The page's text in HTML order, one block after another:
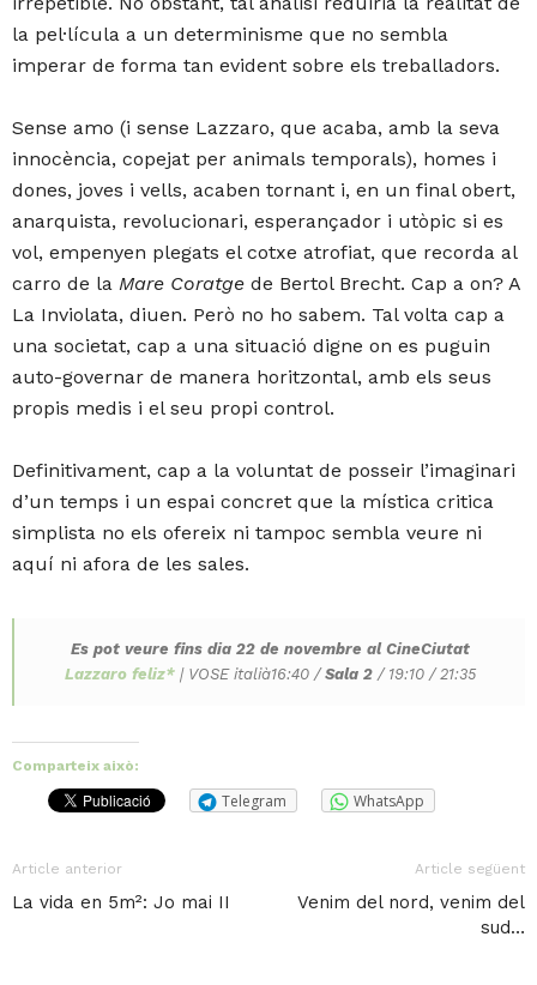
la pel·lícula a un determinisme que no sembla
imperar de forma tan evident sobre els treballadors.
Sense amo (i sense Lazzaro, que acaba, amb la seva
innocència, copejat per animals temporals), homes i
dones, joves i vells, acaben tornant i, en un final obert,
anarquista, revolucionari, esperançador i utòpic si es
vol, empenyen plegats el cotxe atrofiat, que recorda al
carro de la Mare Coratge de Bertol Brecht. Cap a on? A
La Inviolata, diuen. Però no ho sabem. Tal volta cap a
una societat, cap a una situació digne on es puguin
auto-governar de manera horitzontal, amb els seus
propis medis i el seu propi control.
Definitivament, cap a la voluntat de posseir l’imaginari
d’un temps i un espai concret que la mística critica
simplista no els ofereix ni tampoc sembla veure ni
aquí ni afora de les sales.
Es pot veure fins dia 22 de novembre al CineCiutat
Lazzaro feliz* | VOSE italià16:40 /Sala 2/ 19:10 / 21:35
Comparteix això:
Telegram WhatsApp
Article anterior
La vida en 5m²: Jo mai II
Article següent
Venim del nord, venim del
sud…